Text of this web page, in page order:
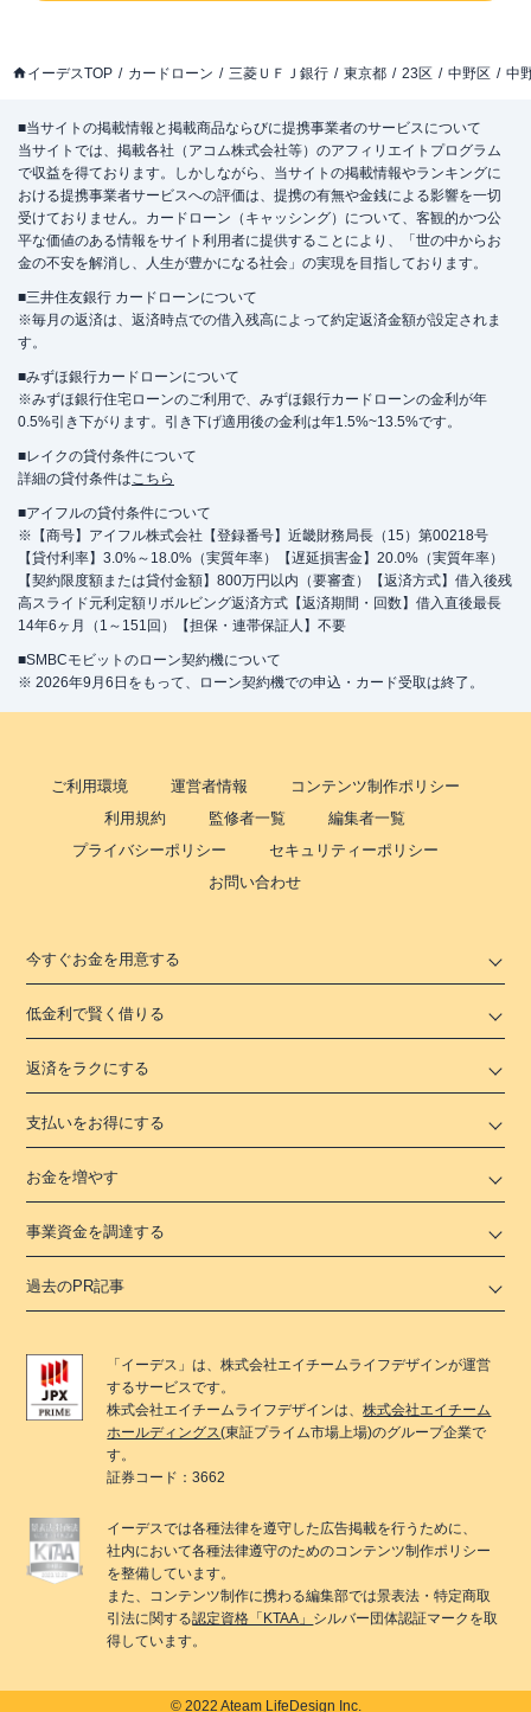
イーデスTOP カードローン 三菱ＵＦＪ銀行 東京都 23区 中野区 中
■当サイトの掲載情報と掲載商品ならびに提携事業者のサービスについて
当サイトでは、掲載各社（アコム株式会社等）のアフィリエイトプログラム
で収益を得ております。しかしながら、当サイトの掲載情報やランキングに
おける提携事業者サービスへの評価は、提携の有無や金銭による影響を一切
受けておりません。カードローン（キャッシング）について、客観的かつ公
平な価値のある情報をサイト利用者に提供することにより、「世の中からお
金の不安を解消し、人生が豊かになる社会」の実現を目指しております。
■三井住友銀行 カードローンについて
※毎月の返済は、返済時点での借入残高によって約定返済金額が設定されま
す。
■みずほ銀行カードローンについて
※みずほ銀行住宅ローンのご利用で、みずほ銀行カードローンの金利が年
0.5%引き下がります。引き下げ適用後の金利は年1.5%~13.5%です。
■レイクの貸付条件について
詳細の貸付条件はこちら
■アイフルの貸付条件について
※【商号】アイフル株式会社【登録番号】近畿財務局長（15）第00218号
【貸付利率】3.0%～18.0%（実質年率）【遅延損害金】20.0%（実質年率）
【契約限度額または貸付金額】800万円以内（要審査）【返済方式】借入後残
高スライド元利定額リボルビング返済方式【返済期間・回数】借入直後最長
14年6ヶ月（1～151回）【担保・連帯保証人】不要
■SMBCモビットのローン契約機について
※ 2026年9月6日をもって、ローン契約機での申込・カード受取は終了。
ご利用環境 運営者情報
コンテンツ制作ポリシー
利用規約
監修者一覧
編集者一覧
プライバシーポリシー
セキュリティーポリシー
お問い合わせ
今すぐお金を用意する
低金利で賢く借りる
返済をラクにする
支払いをお得にする
お金を増やす
事業資金を調達する
過去のPR記事
「 イーデス 」は、株式会社エイチームライフデザインが運営
するサービスです。
株式会社エイチームライフデザインは、株式会社エイチーム
ホールディングス(東証プライム市場上場)のグループ企業で
す。
証券コード：3662
イーデスでは各種法律を遵守した広告掲載を行うために、
社内において各種法律遵守のためのコンテンツ制作ポリシー
を整備しています。
また、コンテンツ制作に携わる編集部では景表法・特定商取
引法に関する認定資格「KTAA」 シルバー団体認証マークを取
得しています。
© 2022 Ateam LifeDesign Inc.